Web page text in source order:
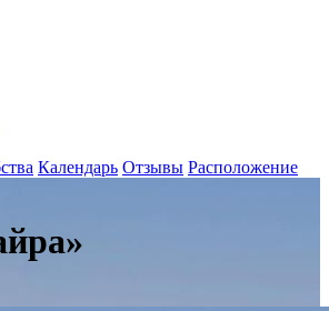
Календарь Отзывы Расположение